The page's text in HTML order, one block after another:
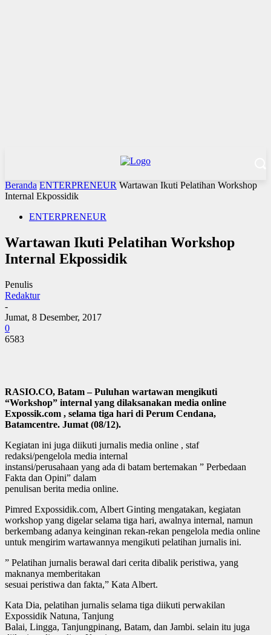
Beranda ENTERPRENEUR Wartawan Ikuti Pelatihan Workshop
Internal Ekpossidik
ENTERPRENEUR
Wartawan Ikuti Pelatihan Workshop
Internal Ekpossidik
Penulis
Redaktur
-
Jumat, 8 Desember, 2017
0
6583
RASIO.CO, Batam – Puluhan wartawan mengikuti
“Workshop” internal yang dilaksanakan media online
Expossik.com , selama tiga hari di Perum Cendana,
Batamcentre. Jumat (08/12).
Kegiatan ini juga diikuti jurnalis media online , staf
redaksi/pengelola media internal
instansi/perusahaan yang ada di batam bertemakan ” Perbedaan
Fakta dan Opini” dalam
penulisan berita media online.
Pimred Expossidik.com, Albert Ginting mengatakan, kegiatan
workshop yang digelar selama tiga hari, awalnya internal, namun
berkembang adanya keinginan rekan-rekan pengelola media online
untuk mengirim wartawannya mengikuti pelatihan jurnalis ini.
” Pelatihan jurnalis berawal dari cerita dibalik peristiwa, yang
maknanya memberitakan
sesuai peristiwa dan fakta,” Kata Albert.
Kata Dia, pelatihan jurnalis selama tiga diikuti perwakilan
Expossidik Natuna, Tanjung
Balai, Lingga, Tanjungpinang, Batam, dan Jambi. selain itu juga